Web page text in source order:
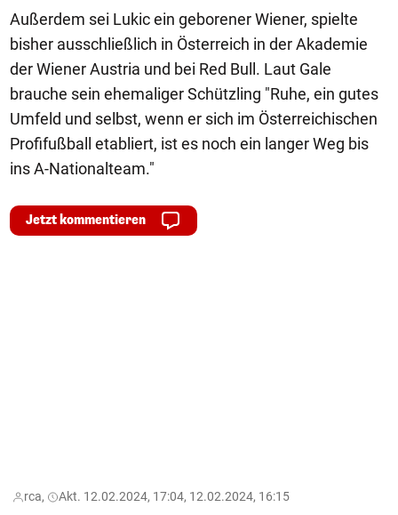
Außerdem sei Lukic ein geborener Wiener, spielte
bisher ausschließlich in Österreich in der Akademie
der Wiener Austria und bei Red Bull. Laut Gale
brauche sein ehemaliger Schützling "Ruhe, ein gutes
Umfeld und selbst, wenn er sich im Österreichischen
Profifußball etabliert, ist es noch ein langer Weg bis
ins A-Nationalteam."
Jetzt kommentieren
rca, Akt. 12.02.2024, 17:04, 12.02.2024, 16:15